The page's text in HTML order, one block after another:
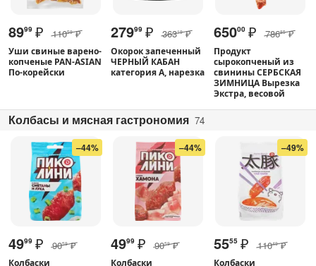
8999 ₽ 11059 ₽
Уши свиные варено-
копченые PAN-ASIAN
По-корейски
27999 ₽ 36319 ₽
Окорок запеченный
ЧЕРНЫЙ КАБАН
категория А, нарезка
65000 ₽ 78685 ₽
Продукт
сырокопченый из
свинины СЕРБСКАЯ
ЗИМНИЦА Вырезка
Экстра, весовой
Колбасы и мясная гастрономия 74
–44%
4999 ₽ 9059 ₽
Колбаски
–44%
4999 ₽ 9059 ₽
Колбаски
–49%
5555 ₽ 11049 ₽
Колбаски